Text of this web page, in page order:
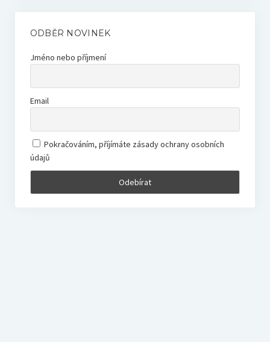
ODBĚR NOVINEK
Jméno nebo příjmení
Email
Pokračováním, příjímáte zásady ochrany osobních
údajů